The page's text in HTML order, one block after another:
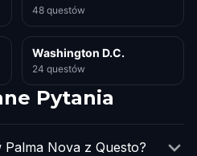
48 questów
Washington D.C.
24 questów
Pytania
Nova z Questo?